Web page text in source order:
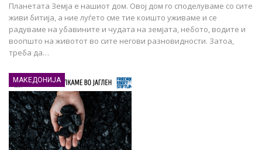
Планетата Земја е нашиот дом. Овој дом го споделуваме со сите
живи битија, а ние луѓето сме тие коишто уживаме и се
радуваме на убавините и чудата на земјата, небото, водите и
воопшто на животот во сите негови разновидности. Затоа,
треба да…
МАКЕДОНИЈА